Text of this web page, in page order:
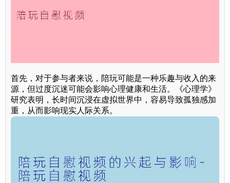
首先，对于参与者来说，陪玩可能是一种乐趣与收入的来
源，但过度沉迷可能会影响心理健康和生活。《心理学》
研究表明，长时间沉浸在虚拟世界中，容易导致孤独感加
重，从而影响现实人际关系。